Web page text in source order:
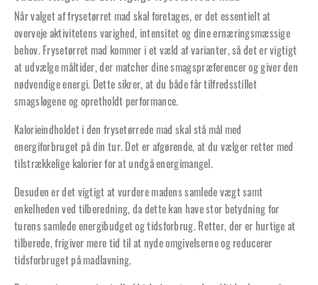
Når valget af frysetørret mad skal foretages, er det essentielt at
overveje aktivitetens varighed, intensitet og dine ernæringsmæssige
behov. Frysetørret mad kommer i et væld af varianter, så det er vigtigt
at udvælge måltider, der matcher dine smagspræferencer og giver den
nødvendige energi. Dette sikrer, at du både får tilfredsstillet
smagsløgene og opretholdt performance.
Kalorieindholdet i den frysetørrede mad skal stå mål med
energiforbruget på din tur. Det er afgørende, at du vælger retter med
tilstrækkelige kalorier for at undgå energimangel.
Desuden er det vigtigt at vurdere madens samlede vægt samt
enkelheden ved tilberedning, da dette kan have stor betydning for
turens samlede energibudget og tidsforbrug. Retter, der er hurtige at
tilberede, frigiver mere tid til at nyde omgivelserne og reducerer
tidsforbruget på madlavning.